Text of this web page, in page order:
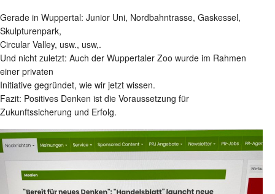
Gerade in Wuppertal: Junior Uni, Nordbahntrasse, Gaskessel,
Skulpturenpark,
Circular Valley, usw., usw,.
Und nicht zuletzt: Auch der Wuppertaler Zoo wurde im Rahmen
einer privaten
Initiative gegründet, wie wir jetzt wissen.
Fazit: Positives Denken ist die Voraussetzung für
Zukunftssicherung und Erfolg.